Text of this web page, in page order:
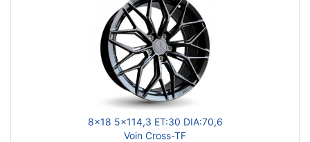
8x18 5x114,3 ET:30 DIA:70,6
Voin Cross-TF
до
до